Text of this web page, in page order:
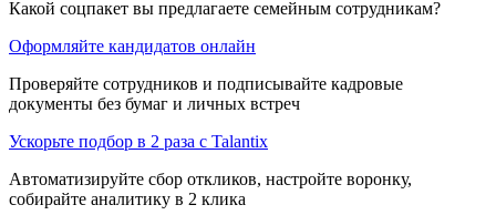
Какой соцпакет вы предлагаете семейным сотрудникам?
Оформляйте кандидатов онлайн
Проверяйте сотрудников и подписывайте кадровые
документы без бумаг и личных встреч
Ускорьте подбор в 2 раза с Talantix
Автоматизируйте сбор откликов, настройте воронку,
собирайте аналитику в 2 клика